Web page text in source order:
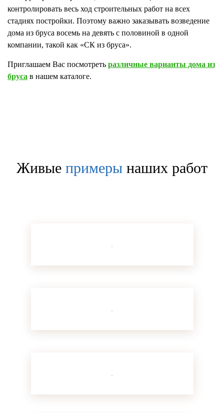
контролировать весь ход строительных работ на всех
стадиях постройки. Поэтому важно заказывать возведение
дома из бруса восемь на девять с половиной в одной
компании, такой как «СК из бруса».
Приглашаем Вас посмотреть различные варианты дома из
бруса в нашем каталоге.
Живые примеры наших работ